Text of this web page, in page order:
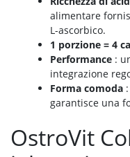
alimentare
L-ascorbico.
1 porzione = 4
Performance :
integrazione
Forma comoda
garantisce una
OstroVit